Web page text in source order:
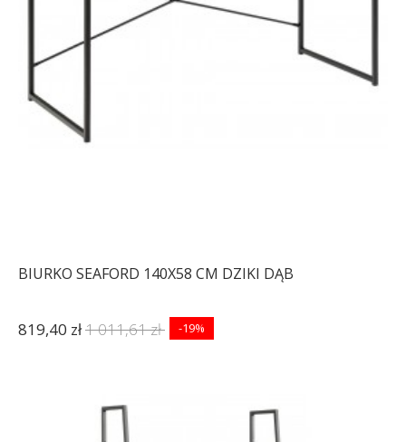
BIURKO SEAFORD 140X58 CM DZIKI DĄB
819,40 zł1 011,61 zł -19%